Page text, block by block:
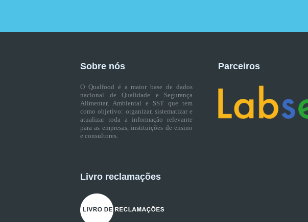
Sobre nós
O Qualfood é a maior base de dados
nacional de Qualidade e Segurança
Alimentar, Ambiental e SST que tem
como objetivo: organizar, sistematizar e
atualizar toda a informação relevante
para as empresas, instituições de ensino
e consultores.
Livro reclamações
Parceiros